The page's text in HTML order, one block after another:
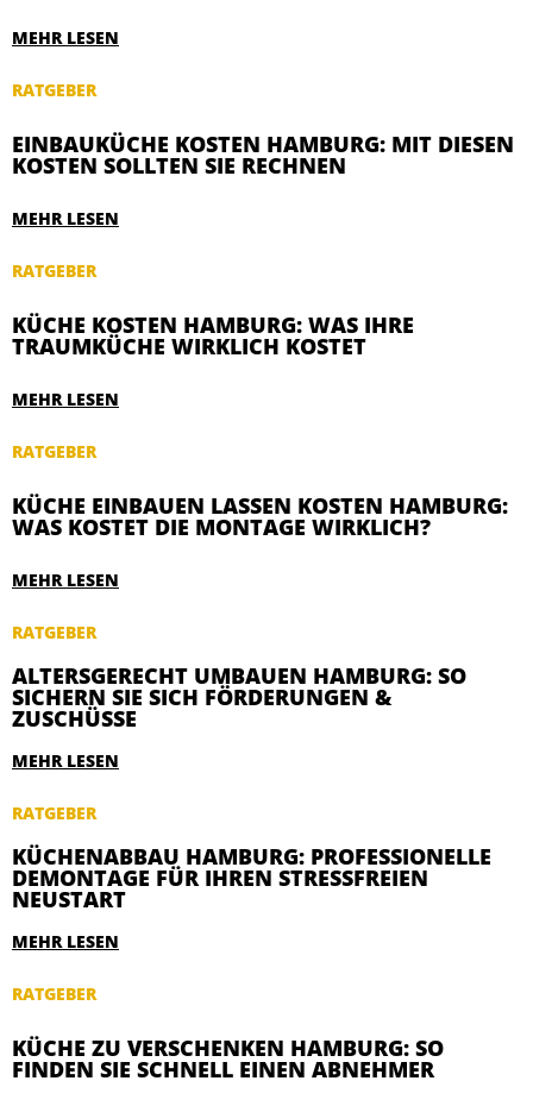
MEHR LESEN
RATGEBER
EINBAUKÜCHE KOSTEN HAMBURG: MIT DIESEN
KOSTEN SOLLTEN SIE RECHNEN
MEHR LESEN
RATGEBER
KÜCHE KOSTEN HAMBURG: WAS IHRE
TRAUMKÜCHE WIRKLICH KOSTET
MEHR LESEN
RATGEBER
KÜCHE EINBAUEN LASSEN KOSTEN HAMBURG:
WAS KOSTET DIE MONTAGE WIRKLICH?
MEHR LESEN
RATGEBER
ALTERSGERECHT UMBAUEN HAMBURG: SO
SICHERN SIE SICH FÖRDERUNGEN &
ZUSCHÜSSE
MEHR LESEN
RATGEBER
KÜCHENABBAU HAMBURG: PROFESSIONELLE
DEMONTAGE FÜR IHREN STRESSFREIEN
NEUSTART
MEHR LESEN
RATGEBER
KÜCHE ZU VERSCHENKEN HAMBURG: SO
FINDEN SIE SCHNELL EINEN ABNEHMER